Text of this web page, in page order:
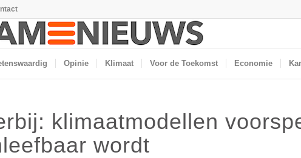
Opinie Klimaat Voor de Toekomst Economie
klimaatmodellen
wordt